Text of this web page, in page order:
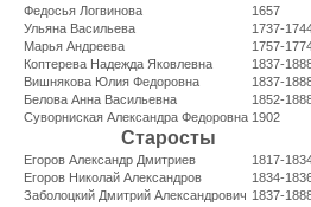
Федосья Логвинова
1657
Ульяна Васильева
1737-
Марья Андреева
1757-
Коптерева Надежда Яковлевна
1837-
Вишнякова Юлия Федоровна
1837-
Белова Анна Васильевна
1852-
Суворниская Александра Федоровна 1902
Старосты
Егоров Александр Дмитриев
1817-
Егоров Николай Александров
1834-
Заболоцкий Дмитрий Александрович 1837-